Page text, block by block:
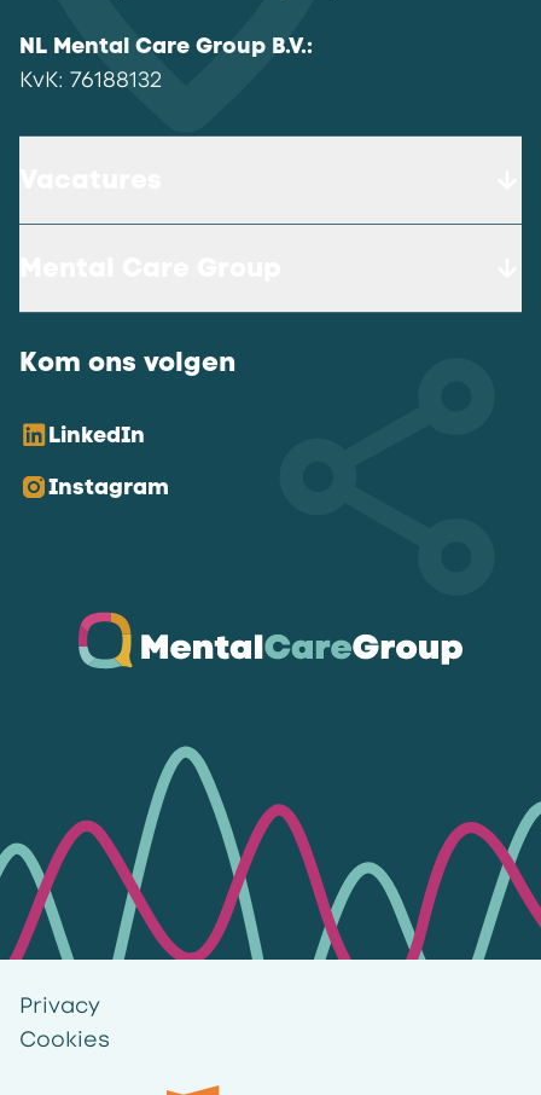
NL Mental Care Group B.V.:
KvK: 76188132
Kom ons volgen
LinkedIn
Instagram
Privacy
Cookies